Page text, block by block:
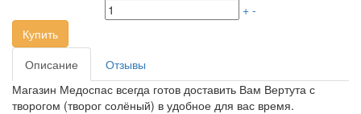
+ -
Купить
Описание
Отзывы
Магазин Медоспас всегда готов доставить Вам Вертута с
творогом (творог солёный) в удобное для вас время.